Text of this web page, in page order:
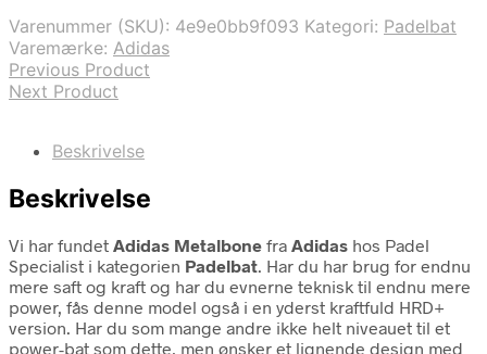
Varenummer (SKU): 4e9e0bb9f093 Kategori: Padelbat
Varemærke: Adidas
Previous Product
Next Product
Beskrivelse
Beskrivelse
Vi har fundet Adidas Metalbone fra Adidas hos Padel
Specialist i kategorien Padelbat. Har du har brug for endnu
mere saft og kraft og har du evnerne teknisk til endnu mere
power, fås denne model også i en yderst kraftfuld HRD+
version. Har du som mange andre ikke helt niveauet til et
power-bat som dette, men ønsker et lignende design med